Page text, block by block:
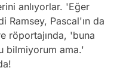
anlıyorlar. 'Eğer
Ramsey, Pascal'ın da
röportajında, 'buna
bilmiyorum ama.'